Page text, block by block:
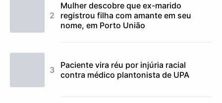
Mulher descobre que ex-marido
registrou filha com amante em seu
nome, em Porto União
Paciente vira réu por injúria racial
contra médico plantonista de UPA